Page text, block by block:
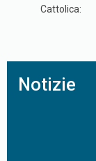
Cattolica:
Notizie